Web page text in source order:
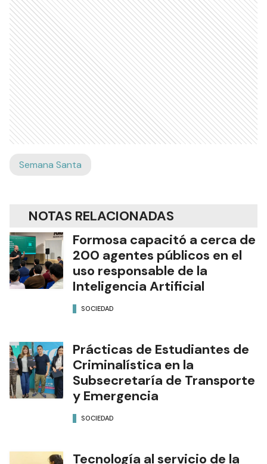
Semana Santa
NOTAS RELACIONADAS
Formosa capacitó a cerca de
200 agentes públicos en el
uso responsable de la
Inteligencia Artificial
SOCIEDAD
Prácticas de Estudiantes de
Criminalística en la
Subsecretaría de Transporte
y Emergencia
SOCIEDAD
Tecnología al servicio de la